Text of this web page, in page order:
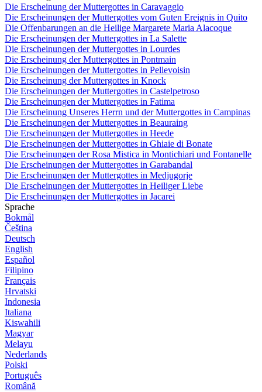
Die Erscheinung der Muttergottes in Caravaggio
Die Erscheinungen der Muttergottes vom Guten Ereignis in Quito
Die Offenbarungen an die Heilige Margarete Maria Alacoque
Die Erscheinungen der Muttergottes in La Salette
Die Erscheinungen der Muttergottes in Lourdes
Die Erscheinung der Muttergottes in Pontmain
Die Erscheinungen der Muttergottes in Pellevoisin
Die Erscheinung der Muttergottes in Knock
Die Erscheinungen der Muttergottes in Castelpetroso
Die Erscheinungen der Muttergottes in Fatima
Die Erscheinung Unseres Herrn und der Muttergottes in Campinas
Die Erscheinungen der Muttergottes in Beauraing
Die Erscheinungen der Muttergottes in Heede
Die Erscheinungen der Muttergottes in Ghiaie di Bonate
Die Erscheinungen der Rosa Mistica in Montichiari und Fontanelle
Die Erscheinungen der Muttergottes in Garabandal
Die Erscheinungen der Muttergottes in Medjugorje
Die Erscheinungen der Muttergottes in Heiliger Liebe
Die Erscheinungen der Muttergottes in Jacarei
Sprache
Bokmål
Čeština
Deutsch
English
Español
Filipino
Français
Hrvatski
Indonesia
Italiana
Kiswahili
Magyar
Melayu
Nederlands
Polski
Português
Română